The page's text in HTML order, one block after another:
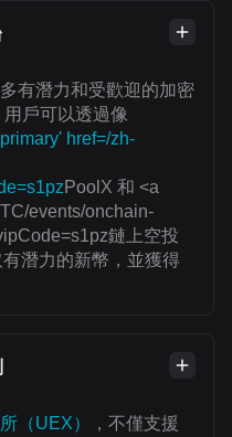
有潛力和受歡迎的加密
戶可以透過像
href=/zh-
PoolX 和 <a
events/onchain-
鏈上空投
潛力的新幣，並獲得
（UEX）
，不僅支援